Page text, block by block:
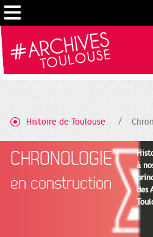
Histoire de Toulouse
CHRONOLOGIE
en construction
à
des
Cookies management panel